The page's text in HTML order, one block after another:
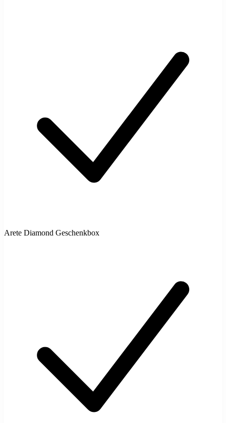
Arete Diamond Geschenkbox